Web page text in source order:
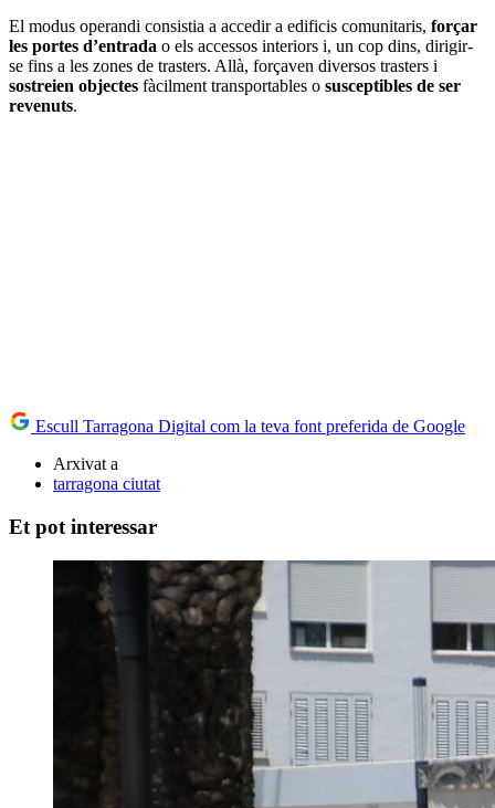
El modus operandi consistia a accedir a edificis comunitaris, forçar
les portes d’entrada o els accessos interiors i, un cop dins, dirigir-
se fins a les zones de trasters. Allà, forçaven diversos trasters i
sostreien objectes fàcilment transportables o susceptibles de ser
revenuts.
Escull Tarragona Digital com la teva font preferida de Google
Arxivat a
tarragona ciutat
Et pot interessar